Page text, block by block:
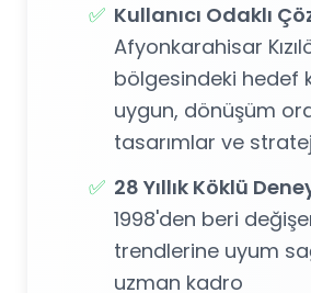
✅ Kullanıcı Odaklı
Afyonkarahisar
bölgesindeki hedef
uygun, dönüşüm
tasarımlar ve
✅ 28 Yıllık Köklü
1998'den beri
trendlerine uyum
uzman kadro